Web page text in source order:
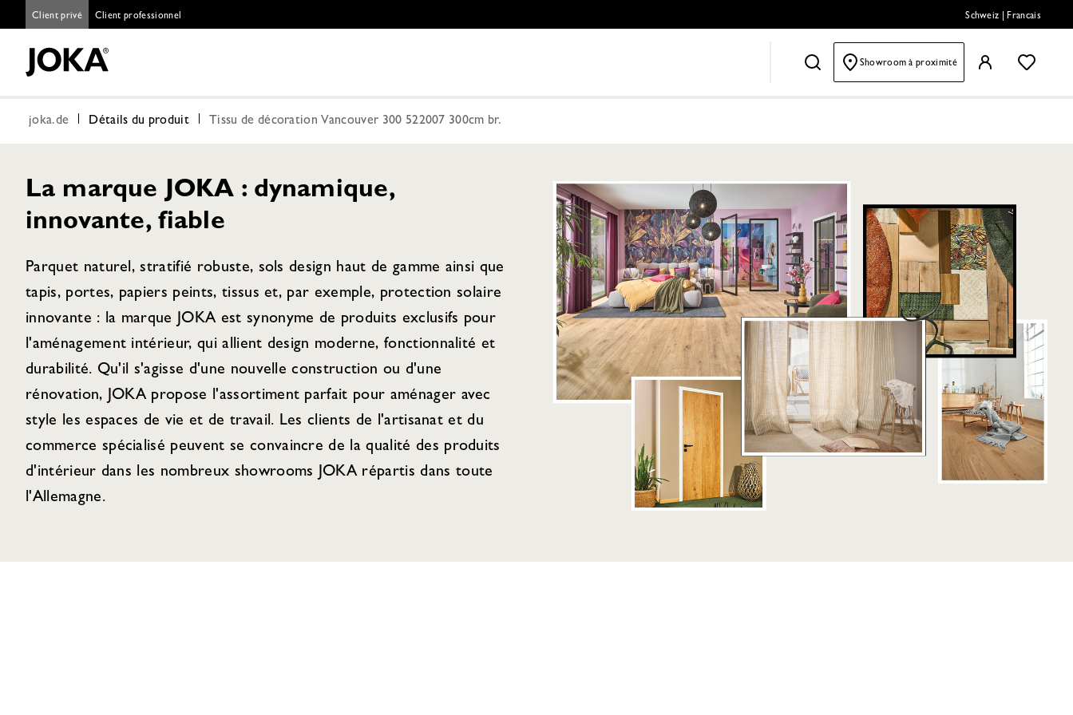
Client privé Client professionnel Schweiz Francais
Showroom à proximité
joka.de Détails du produit Tissu de décoration Vancouver 300 522007 300cm br.
La marque JOKA : dynamique,
innovante, fiable
Parquet naturel, stratifié robuste, sols design haut de gamme ainsi que
tapis, portes, papiers peints, tissus et, par exemple, protection solaire
innovante : la marque JOKA est synonyme de produits exclusifs pour
l'aménagement intérieur, qui allient design moderne, fonctionnalité et
durabilité. Qu'il s'agisse d'une nouvelle construction ou d'une
rénovation, JOKA propose l'assortiment parfait pour aménager avec
style les espaces de vie et de travail. Les clients de l'artisanat et du
commerce spécialisé peuvent se convaincre de la qualité des produits
d'intérieur dans les nombreux showrooms JOKA répartis dans toute
l'Allemagne.